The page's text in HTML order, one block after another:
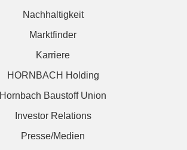
Nachhaltigkeit
Marktfinder
Karriere
HORNBACH Holding
Hornbach Baustoff Union
Investor Relations
Presse/Medien